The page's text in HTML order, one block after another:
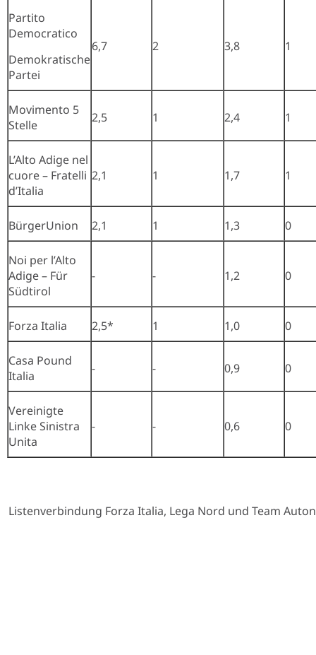
Partito
Democratico
Demokratische
Partei
6,7 2 3,8 1
Movimento 5
Stelle
2,5 1 2,4 1
L’Alto Adige nel
cuore – Fratelli
d’Italia
2,1 1 1,7 1
BürgerUnion 2,1 1 1,3 0
Noi per l’Alto
Adige – Für
Südtirol
- - 1,2 0
Forza Italia 2,5* 1 1,0 0
Casa Pound
Italia
- - 0,9 0
Vereinigte
Linke Sinistra
Unita
- - 0,6 0
Listenverbindung Forza Italia, Lega Nord und Team